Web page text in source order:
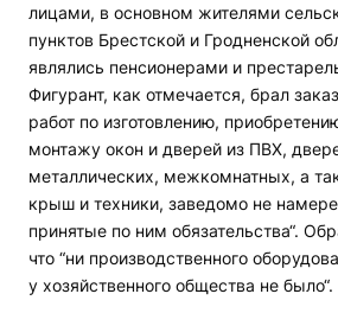
лицами, в основном жителями
пунктов Брестской и Гродненской
являлись пенсионерами и
Фигурант, как отмечается, брал
работ по изготовлению,
монтажу окон и дверей из ПВХ,
металлических, межкомнатных, а
крыш и техники, заведомо не
принятые по ним обязательства“.
что “ни производственного
у хозяйственного общества не было“.